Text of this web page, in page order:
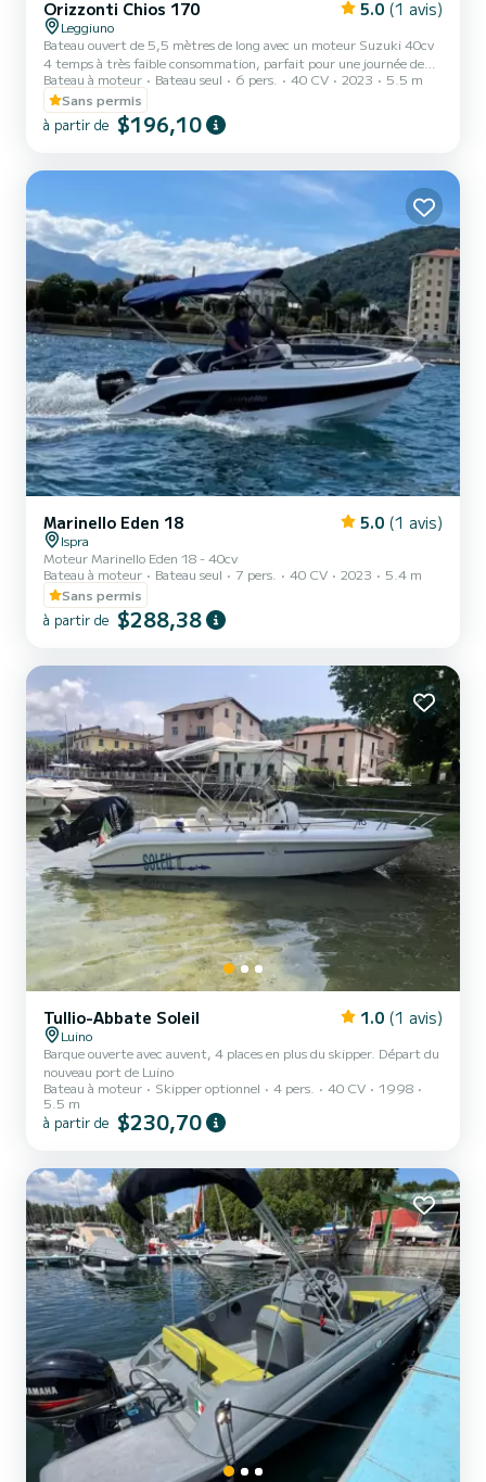
Orizzonti Chios 170 5.0 (1 avis)
Leggiuno
Bateau ouvert de 5,5 mètres de long avec un moteur Suzuki 40cv
4 temps à très faible consommation, parfait pour une journée de
détente sur le lac Majeur, avec une capacité maximale de 6
personnes. À bord, vous trouverez tous les équipements nécessaires
pour une navigation en toute sécurité
Bateau à moteur Bateau seul 6 pers. 40 CV 2023
5.5 m
Sans permis
à partir de $196,10
Marinello Eden 18 5.0 (1 avis)
Ispra
Moteur Marinello Eden 18 - 40cv
Bateau à moteur
Bateau seul 7 pers. 40 CV 2023
5.4 m
Sans permis
à partir de $288,38
Tullio-Abbate Soleil 1.0 (1 avis)
Luino
Barque ouverte avec auvent, 4 places en plus du skipper. Départ du
nouveau port de Luino
Bateau à moteur
Skipper optionnel 4 pers. 40 CV
1998
5.5 m
à partir de $230,70